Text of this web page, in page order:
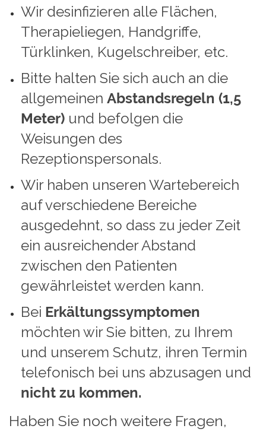
Wir desinfizieren alle Flächen,
Therapieliegen, Handgriffe,
Türklinken, Kugelschreiber, etc.
Bitte halten Sie sich auch an die
allgemeinen Abstandsregeln (1,5
Meter) und befolgen die
Weisungen des
Rezeptionspersonals.
Wir haben unseren Wartebereich
auf verschiedene Bereiche
ausgedehnt, so dass zu jeder Zeit
ein ausreichender Abstand
zwischen den Patienten
gewährleistet werden kann.
Bei Erkältungssymptomen
möchten wir Sie bitten, zu Ihrem
und unserem Schutz, ihren Termin
telefonisch bei uns abzusagen und
nicht zu kommen.
Haben Sie noch weitere Fragen,